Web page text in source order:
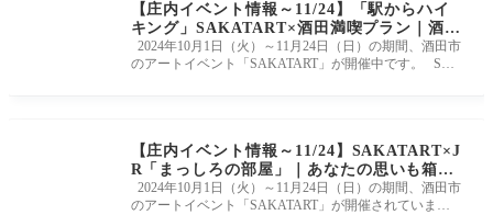
【庄内イベント情報～11/24】「駅からハイ
キング」SAKATART×酒田満喫プラン｜酒田
の魅力を味わい尽くせ！
2024年10月1日（火）～11月24日（日）の期間、酒田市
のアートイベント「SAKATART」が開催中です。 SAK
【庄内イベント情報～11/24】SAKATART×J
R「まっしろの部屋」｜あなたの思いも箱に
しまって
2024年10月1日（火）～11月24日（日）の期間、酒田市
のアートイベント「SAKATART」が開催されていま